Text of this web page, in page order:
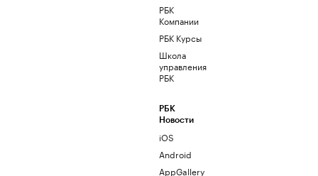
РБК
Компании
РБК Курсы
Школа
управления
РБК
РБК
Новости
iOS
Android
AppGallery